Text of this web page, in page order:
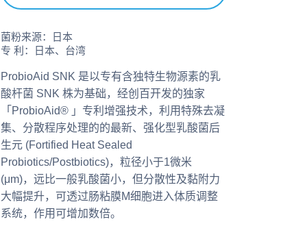
菌粉来源：日本
专 利：日本、台湾
ProbioAid SNK 是以专有含独特生物源素的乳
酸杆菌 SNK 株为基础，经创百开发的独家
「ProbioAid® 」专利增强技术，利用特殊去凝
集、分散程序处理的的最新、强化型乳酸菌后
生元 (Fortified Heat Sealed
Probiotics/Postbiotics)，粒径小于1微米
(μm)，远比一般乳酸菌小，但分散性及黏附力
大幅提升，可透过肠粘膜M细胞进入体质调整
系统，作用可增加数倍。